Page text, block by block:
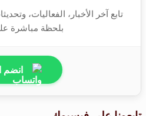
تابع آخر الأخبار، الفعاليات،
بلحظة مباشرة
انضم